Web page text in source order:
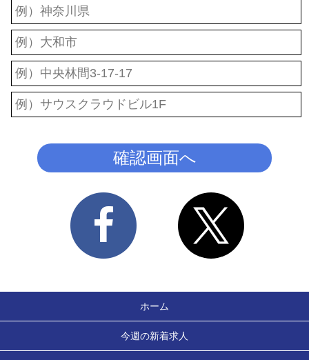
ホーム
今週の新着求人